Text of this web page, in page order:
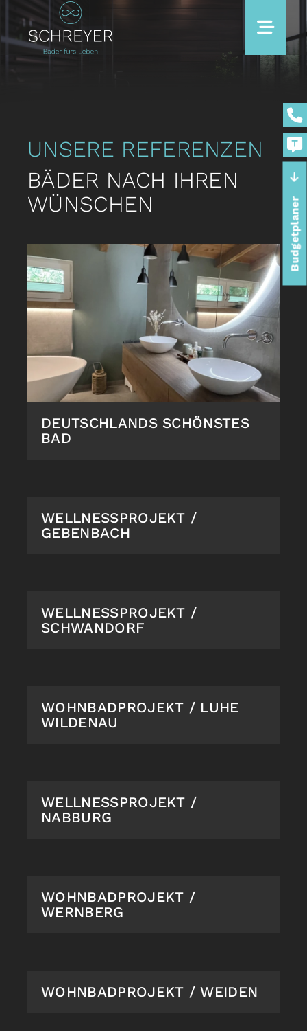
UNSERE REFERENZEN
BÄDER NACH IHREN
WÜNSCHEN
DEUTSCHLANDS SCHÖNSTES
BAD
WELLNESSPROJEKT /
GEBENBACH
WELLNESSPROJEKT /
SCHWANDORF
WOHNBADPROJEKT / LUHE
WILDENAU
WELLNESSPROJEKT /
NABBURG
WOHNBADPROJEKT /
WERNBERG
WOHNBADPROJEKT / WEIDEN
Budgetplaner